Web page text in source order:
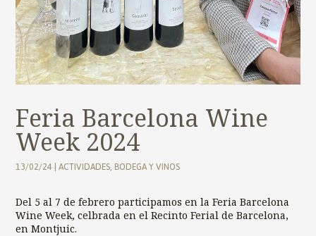
Feria Barcelona Wine
Week 2024
13/02/24 |ACTIVIDADES, BODEGA Y VINOS
Del 5 al 7 de febrero participamos en la Feria Barcelona
Wine Week, celbrada en el Recinto Ferial de Barcelona,
en Montjuic.